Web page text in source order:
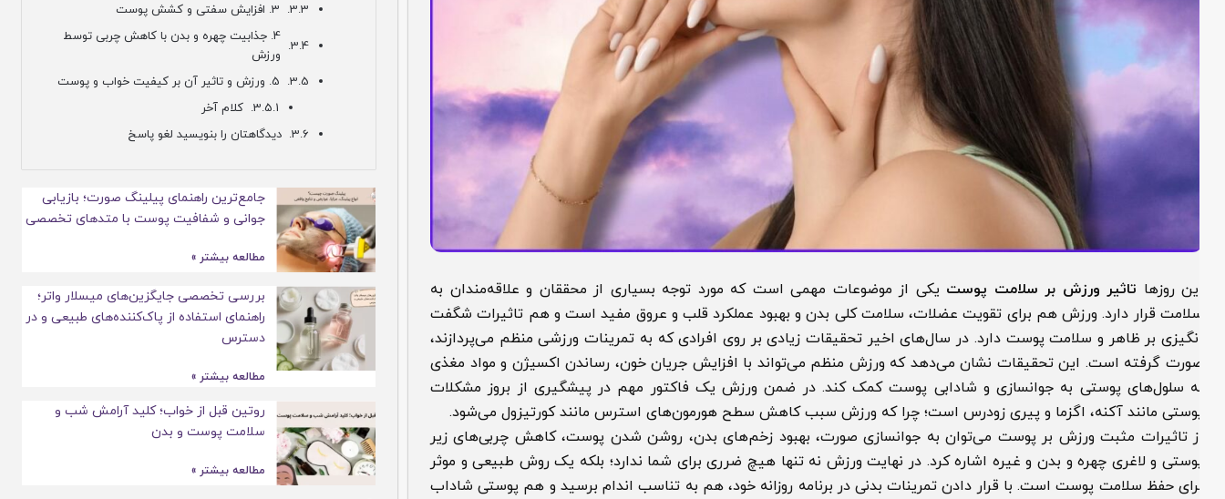
روزهاتاثیر ورزش بر سلامت پوستیکی از موضوعات مهمی است که مورد توجه بسیاری از محققان و علاقه‌مندان به
قرار دارد. ورزش هم برای تقویت عضلات، سلامت کلی بدن و بهبود عملکرد قلب و عروق مفید است و هم تاثیرات شگفت
بر ظاهر و سلامت پوست دارد. در سال‌های اخیر تحقیقات زیادی بر روی افرادی که به تمرینات ورزشی منظم می‌پردازند،
گرفته است. این تحقیقات نشان می‌دهد که ورزش منظم می‌تواند با افزایش جریان خون، رساندن اکسیژن و مواد مغذی
سلول‌های پوستی به جوانسازی و شادابی پوست کمک کند. در ضمن ورزش یک فاکتور مهم در پیشگیری از بروز مشکلات
مانند آکنه، اگزما و پیری زودرس است؛ چرا که ورزش سبب کاهش سطح هورمون‌های استرس مانند کورتیزول می‌شود.
تاثیرات مثبت ورزش بر پوست می‌توان به جوانسازی صورت، بهبود زخم‌های بدن، روشن شدن پوست، کاهش چربی‌های زیر
و لاغری چهره و بدن و غیره اشاره کرد. در نهایت ورزش نه تنها هیچ ضرری برای شما ندارد؛ بلکه یک روش طبیعی و موثر
حفظ سلامت پوست است. با قرار دادن تمرینات بدنی در برنامه روزانه خود، هم به تناسب اندام برسید و هم پوستی شاداب
3. افزایش سفتی و کشش پوست
4. جذابیت چهره و بدن با کاهش چربی توسط
ورزش
5. ورزش و تاثیر آن بر کیفیت خواب و پوست
کلام آخر
دیدگاهتان را بنویسید لغو پاسخ
جامع‌ترین راهنمای پیلینگ صورت؛ بازیابی
جوانی و شفافیت پوست با متدهای تخصصی
مطالعه بیشتر »
بررسی تخصصی جایگزین‌های میسلار واتر؛
راهنمای استفاده از پاک‌کننده‌های طبیعی و در
دسترس
مطالعه بیشتر »
روتین قبل از خواب؛ کلید آرامش شب و
سلامت پوست و بدن
مطالعه بیشتر »